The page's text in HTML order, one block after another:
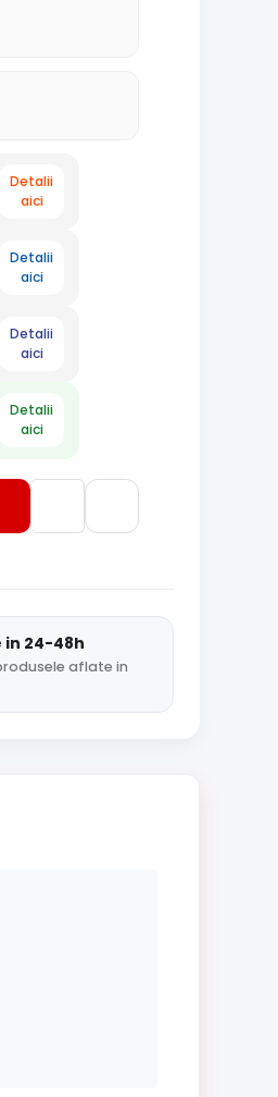
Detalii
aici
Detalii
aici
Detalii
aici
Detalii
aici
in 24-48h
aflate in